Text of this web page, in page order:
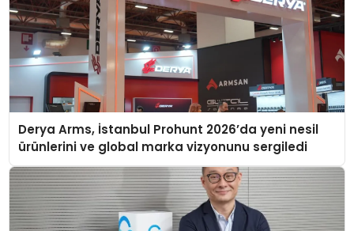
Derya Arms, İstanbul Prohunt 2026’da yeni nesil
ürünlerini ve global marka vizyonunu sergiledi